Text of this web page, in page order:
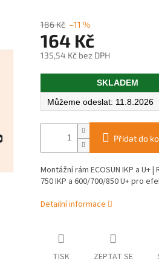
186 Kč –11 %
164 Kč
135,54 Kč bez DPH
Měrná
SKLADEM
11.8.2026
Přidat do
Montážní rám ECOSUN IKP a U+
750 IKP a 600/700/850 U+ pro
Detailní informace
TISK ZEPTAT SE